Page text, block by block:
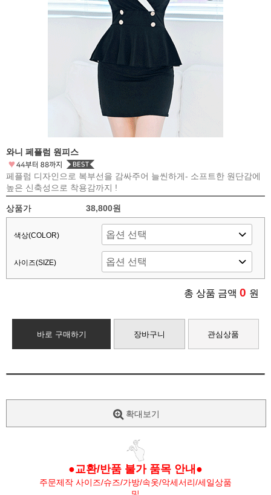
와니 페플럼 원피스
페플럼 디자인으로 복부선을 감싸주어 늘씬하게- 소프트한 원단감에
높은 신축성으로 착용감까지 !
상품가 38,800원
색상(COLOR)
사이즈(SIZE)
총 상품 금액 0 원
바로 구매하기 장바구니 관심상품
확대보기
●교환/반품 불가 품목 안내●
주문제작 사이즈/슈즈/가방/속옷/악세서리/세일상품